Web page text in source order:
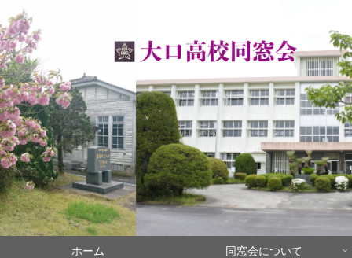
ホーム 同窓会について